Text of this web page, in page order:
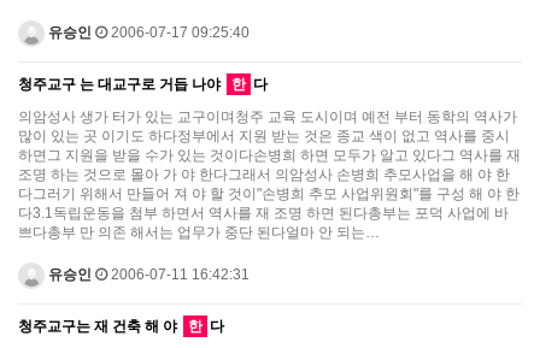
유승인 2006-07-17 09:25:40
청주교구 는 대교구로 거듭 나야 한 다
의암성사 생가 터가 있는 교구이며청주 교육 도시이며 예전 부터 동학의 역사가
많이 있는 곳 이기도 하다정부에서 지원 받는 것은 종교 색이 없고 역사를 중시
하면그 지원을 받을 수가 있는 것이다손병희 하면 모두가 알고 있다그 역사를 재
조명 하는 것으로 몰아 가 야 한다그래서 의암성사 손병희 추모사업을 해 야 한
다그러기 위해서 만들어 져 야 할 것이"손병희 추모 사업위원회"를 구성 해 야 한
다3.1독립운동을 첨부 하면서 역사를 재 조명 하면 된다총부는 포덕 사업에 바
쁘다총부 만 의존 해서는 업무가 중단 된다얼마 안 되는…
유승인 2006-07-11 16:42:31
청주교구는 재 건축 해 야 한 다